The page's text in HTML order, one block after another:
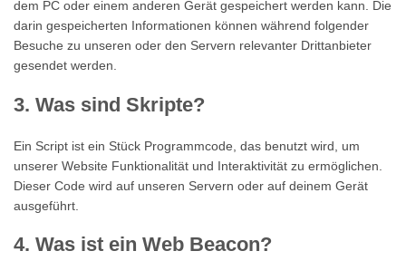
dem PC oder einem anderen Gerät gespeichert werden kann. Die
darin gespeicherten Informationen können während folgender
Besuche zu unseren oder den Servern relevanter Drittanbieter
gesendet werden.
3. Was sind Skripte?
Ein Script ist ein Stück Programmcode, das benutzt wird, um
unserer Website Funktionalität und Interaktivität zu ermöglichen.
Dieser Code wird auf unseren Servern oder auf deinem Gerät
ausgeführt.
4. Was ist ein Web Beacon?